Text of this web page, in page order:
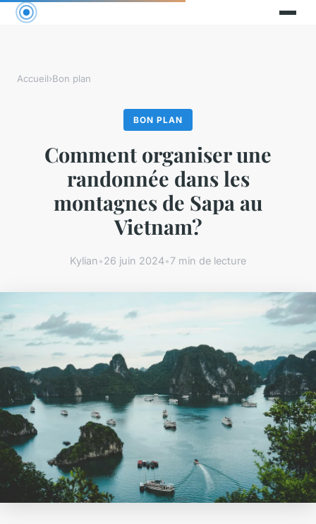
Accueil›Bon plan
BON PLAN
Comment organiser une
randonnée dans les
montagnes de Sapa au
Vietnam?
Kylian•26 juin 2024•7 min de lecture